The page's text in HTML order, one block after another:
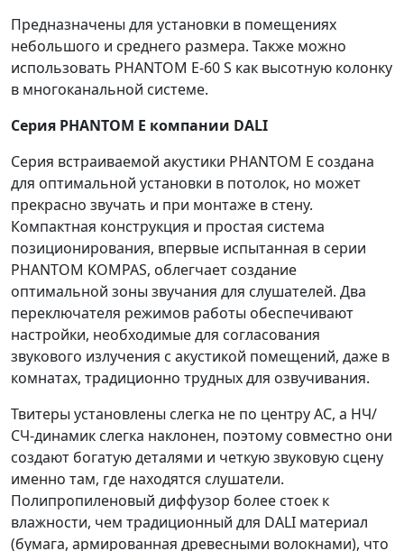
Предназначены для установки в помещениях
небольшого и среднего размера. Также можно
использовать PHANTOM E-60 S как высотную колонку
в многоканальной системе.
Серия PHANTOM E компании DALI
Серия встраиваемой акустики PHANTOM E создана
для оптимальной установки в потолок, но может
прекрасно звучать и при монтаже в стену.
Компактная конструкция и простая система
позиционирования, впервые испытанная в серии
PHANTOM KOMPAS, облегчает создание
оптимальной зоны звучания для слушателей. Два
переключателя режимов работы обеспечивают
настройки, необходимые для согласования
звукового излучения с акустикой помещений, даже в
комнатах, традиционно трудных для озвучивания.
Твитеры установлены слегка не по центру АС, а НЧ/
СЧ-динамик слегка наклонен, поэтому совместно они
создают богатую деталями и четкую звуковую сцену
именно там, где находятся слушатели.
Полипропиленовый диффузор более стоек к
влажности, чем традиционный для DALI материал
(бумага, армированная древесными волокнами), что